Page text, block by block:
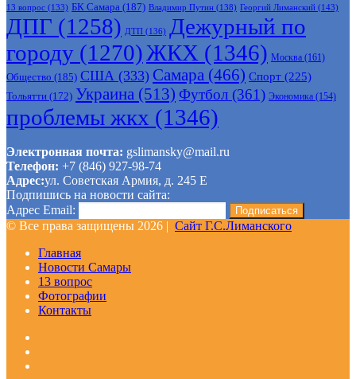
13 вопрос (133) БК Самара (187) Владимир Путин (138) Георгий Лиманский (143)
ДПГ (1258) ДТП (136) Дежурный по
городу (1270)ЖКХ (1346) Москва (161)
Общество (185) США (333) Самара (466) Спорт (225)
Тольятти (172) Украина (513) Футбол (361) Экономика (154)
проблемы жкх (1346)
Электронная почта: gslimansky@mail.ru
Телефон: +7 (846) 927-98-74
Адрес:ул. Советская Армия, д. 245 Е
Подпишись на новости сайта:
Адрес Email:
© Все права защищены 2026 | Сайт Г.С.Лиманского
Главная
Новости Самары
13 вопрос
Фотографии
Контакты